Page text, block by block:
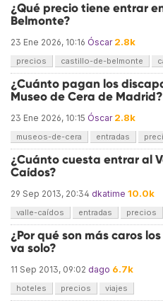
¿Qué precio tiene entrar
Belmonte?
23 Ene 2026, 10:16 Óscar 2.8k
precios castillo-de-belmonte
¿Cuánto pagan los
Museo de Cera de Madrid?
23 Ene 2026, 10:15 Óscar 2.8k
museos-de-cera entradas
¿Cuánto cuesta entrar al
Caídos?
29 Sep 2013, 20:34 dkatime 10.0k
valle-caídos entradas precios
¿Por qué son más caros
va solo?
11 Sep 2013, 09:02 dago 6.7k
hoteles precios viajes